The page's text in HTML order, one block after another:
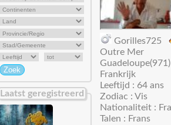
Laatst geregistreerd
Gorilles725
Outre Mer
Guadeloupe(971)
Frankrijk
Leeftijd : 64 ans
Zodiac : Vis
Nationaliteit :
Talen : Frans